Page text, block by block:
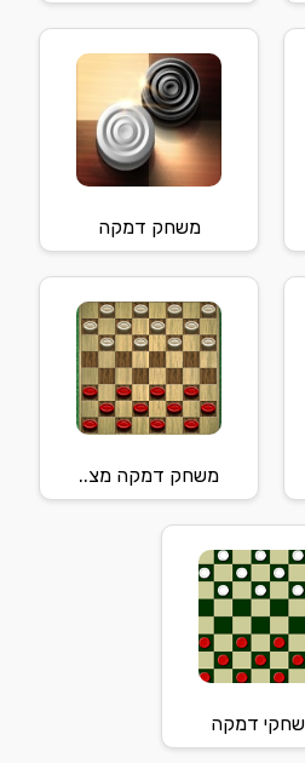
משחק דמקה
משחק דמקה מצ..